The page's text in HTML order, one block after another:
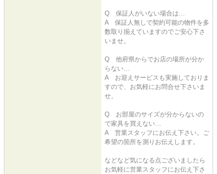
Q 保証人がいない場合は…
A 保証人無しで契約可能の物件を多
数取り揃えていますのでご安心下さ
いませ。
Q 他府県からでお店の場所が分か
らない…
A お迎えサービスも実施しておりま
すので、お気軽にお問合せ下さいま
せ。
Q お部屋のサイズが分からないの
で家具を買えない…
A 営業スタッフにお伝え下さい。ご
希望の箇所を測りお伝えします。
などなど気になる点ございましたら
お気軽に営業スタッフにお伝え下さ